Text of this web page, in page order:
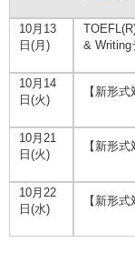
10月13
日(月)
& Writing
10月14
日(火)
【新形
10月21
日(火)
【新形
10月22
日(水)
【新形